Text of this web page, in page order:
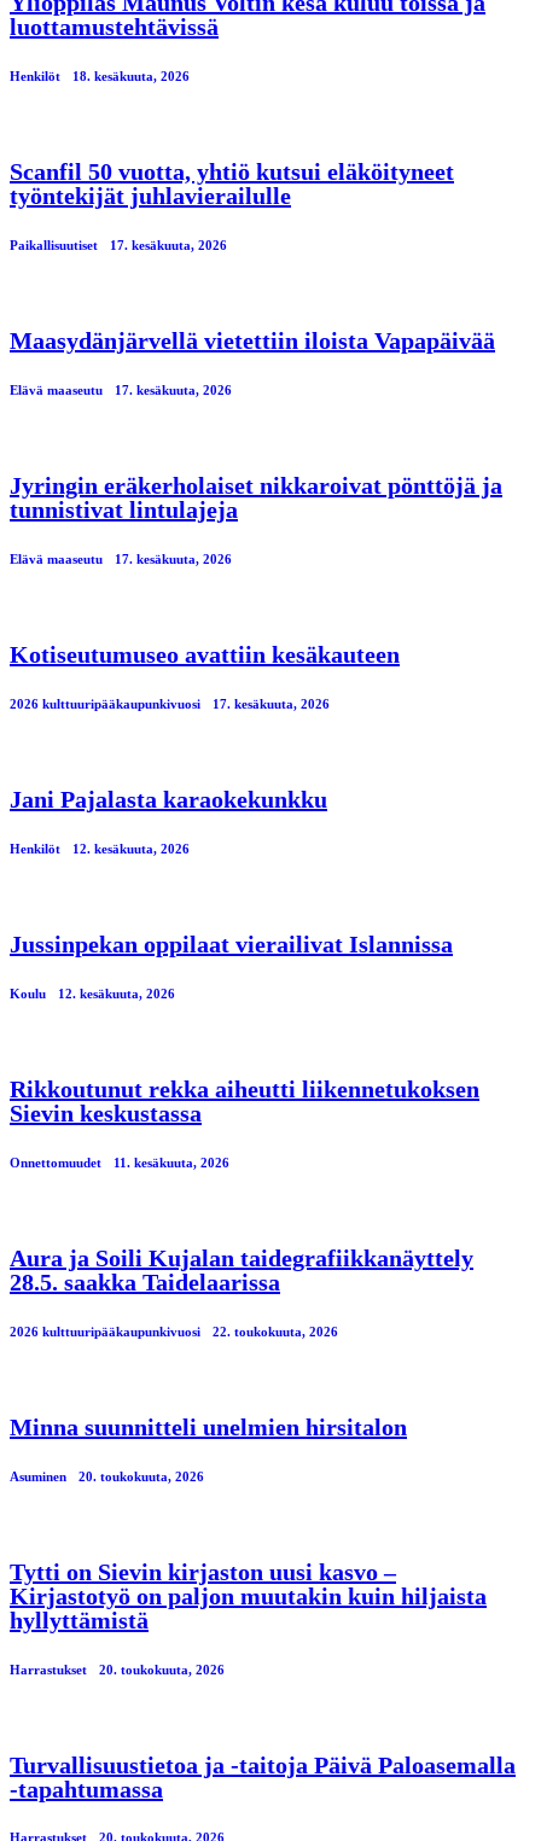
luottamustehtävissä
Henkilöt 18. kesäkuuta, 2026
Scanfil 50 vuotta, yhtiö kutsui eläköityneet
työntekijät juhlavierailulle
Paikallisuutiset 17. kesäkuuta, 2026
Maasydänjärvellä vietettiin iloista Vapapäivää
Elävä maaseutu 17. kesäkuuta, 2026
Jyringin eräkerholaiset nikkaroivat pönttöjä ja
tunnistivat lintulajeja
Elävä maaseutu 17. kesäkuuta, 2026
Kotiseutumuseo avattiin kesäkauteen
2026 kulttuuripääkaupunkivuosi 17. kesäkuuta, 2026
Jani Pajalasta karaokekunkku
Henkilöt 12. kesäkuuta, 2026
Jussinpekan oppilaat vierailivat Islannissa
Koulu 12. kesäkuuta, 2026
Rikkoutunut rekka aiheutti liikennetukoksen
Sievin keskustassa
Onnettomuudet 11. kesäkuuta, 2026
Aura ja Soili Kujalan taidegrafiikkanäyttely
28.5. saakka Taidelaarissa
2026 kulttuuripääkaupunkivuosi 22. toukokuuta, 2026
Minna suunnitteli unelmien hirsitalon
Asuminen 20. toukokuuta, 2026
Tytti on Sievin kirjaston uusi kasvo –
Kirjastotyö on paljon muutakin kuin hiljaista
hyllyttämistä
Harrastukset 20. toukokuuta, 2026
Turvallisuustietoa ja -taitoja Päivä Paloasemalla
-tapahtumassa
Harrastukset 20. toukokuuta, 2026